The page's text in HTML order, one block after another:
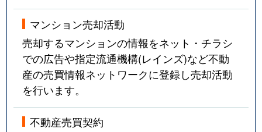
マンション売却活動
売却するマンションの情報をネット・チラシ
での広告や指定流通機構(レインズ)など不動
産の売買情報ネットワークに登録し売却活動
を行います。
不動産売買契約